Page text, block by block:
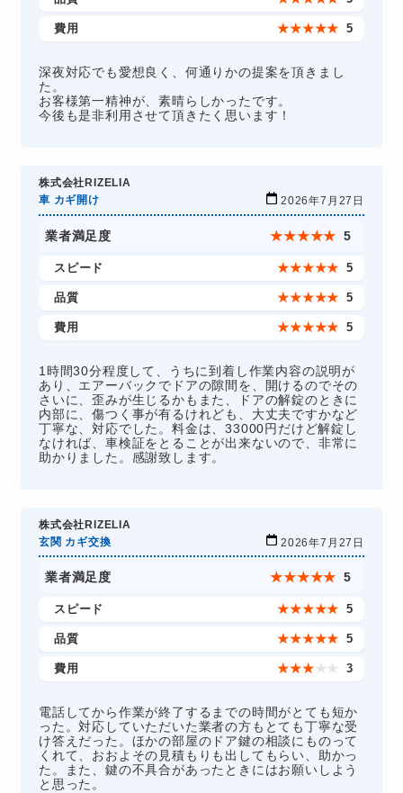
費用 ★★★★★ 5
深夜対応でも愛想良く、何通りかの提案を頂きまし
た。
お客様第一精神が、素晴らしかったです。
今後も是非利用させて頂きたく思います！
株式会社RIZELIA
車 カギ開け
2026年7月27日
業者満足度 ★★★★★ 5
スピード ★★★★★ 5
品質 ★★★★★ 5
費用 ★★★★★ 5
1時間30分程度して、うちに到着し作業内容の説明が
あり、エアーバックでドアの隙間を、開けるのでその
さいに、歪みが生じるかもまた、ドアの解錠のときに
内部に、傷つく事が有るけれども、大丈夫ですかなど
丁寧な、対応でした。料金は、33000円だけど解錠し
なければ、車検証をとることが出来ないので、非常に
助かりました。感謝致します。
株式会社RIZELIA
玄関 カギ交換
2026年7月27日
業者満足度 ★★★★★ 5
スピード ★★★★★ 5
品質 ★★★★★ 5
費用 ★★★ ★ ★ 3
電話してから作業が終了するまでの時間がとても短か
った。対応していただいた業者の方もとても丁寧な受
け答えだった。ほかの部屋のドア鍵の相談にものって
くれて、おおよその見積もりも出してもらい、助かっ
た。また、鍵の不具合があったときにはお願いしよう
と思った。